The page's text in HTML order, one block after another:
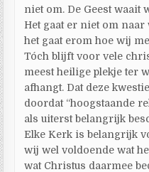
niet om. De Geest waait
Het gaat er niet om
het gaat erom hoe wij
Tóch blijft voor vele
meest heilige plekje ter
afhangt. Dat deze
doordat “hoogstaande
als uiterst belangrijk
Elke Kerk is belangrijk
wij wel voldoende wat
wat Christus daarmee